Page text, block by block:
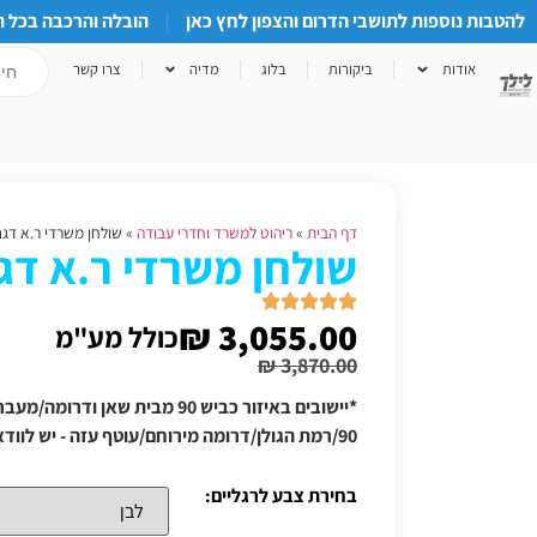
להטבות נוספות לתושבי הדרום והצפון לחץ כאן הובלה והרכבה
אודות ביקורות בלוג מדיה צרו קשר
דף הבית »ריהוט למשרד וחדרי עבודה » שולחן משרדי ר.א דגם 517-
שולחן משרדי ר.א דגם 517-
₪3,870.00
₪3,055.00 כולל מע"מ
*יישובים באיזור כביש 90 מבית
90/רמת הגולן/דרומה מירוחם/עוטף עזה - יש לוודא תוספת הובלה טלפונית
בחירת צבע לרגליים: